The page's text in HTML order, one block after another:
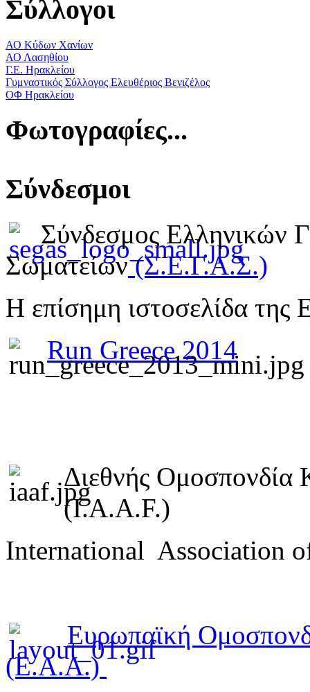
Σύλλογοι
ΑΟ Κύδων Χανίων
ΑΟ Λασηθίου
Γ.Ε. Ηρακλείου
Γυμναστικός Σύλλογος Ελευθέριος Βενιζέλος
ΟΦ Ηρακλείου
Φωτογραφίες...
Σύνδεσμοι
Σύνδεσμος Ελληνικών
Σωματείων (Σ.Ε.Γ.Α.Σ.)
Η επίσημη ιστοσελίδα της
Run Greece 2014
Διεθνής Ομοσπονδία
(I.A.A.F.)
International Association
Ευρωπαϊκή
(E.A.A.)